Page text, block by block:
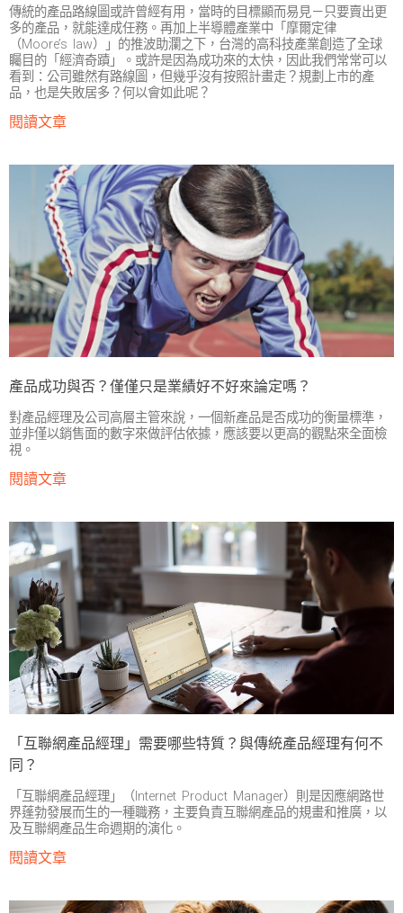
傳統的產品路線圖或許曾經有用，當時的目標顯而易見－只要賣出更
多的產品，就能達成任務。再加上半導體產業中「摩爾定律
（Moore’s law）」的推波助瀾之下，台灣的高科技產業創造了全球
矚目的「經濟奇蹟」。或許是因為成功來的太快，因此我們常常可以
看到：公司雖然有路線圖，但幾乎沒有按照計畫走？規劃上市的產
品，也是失敗居多？何以會如此呢？
閱讀文章
產品成功與否？僅僅只是業績好不好來論定嗎？
對產品經理及公司高層主管來說，一個新產品是否成功的衡量標準，
並非僅以銷售面的數字來做評估依據，應該要以更高的觀點來全面檢
視。
閱讀文章
「互聯網產品經理」需要哪些特質？與傳統產品經理有何不
同？
「互聯網產品經理」（Internet Product Manager）則是因應網路世
界蓬勃發展而生的一種職務，主要負責互聯網產品的規畫和推廣，以
及互聯網產品生命週期的演化。
閱讀文章